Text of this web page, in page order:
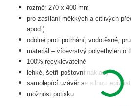
rozměr 270 x 400 mm
pro zasílání měkkých a citlivých
apod.)
odolné proti potrhání, vodotěsné,
materiál – vícevrstvý polyethylén o
100% recyklovatelné
lehké, šetří poštovní náklady
samolepící uzávěr se silnou
možnost potisku